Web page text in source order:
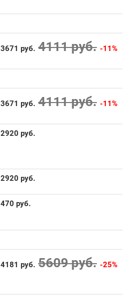
3671 руб. 4111 руб. -11%
3671 руб. 4111 руб. -11%
2920 руб.
2920 руб.
470 руб.
4181 руб. 5609 руб. -25%